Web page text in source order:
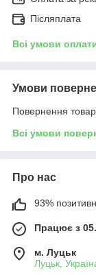
Післяплата
Всі умови
Умови
Повернення
Всі умови
Про нас
93%
Працює з
м. Луцьк
Луцьк,